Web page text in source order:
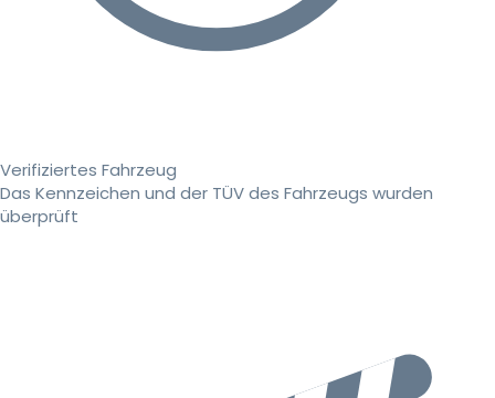
Verifiziertes Fahrzeug
Das Kennzeichen und der TÜV des Fahrzeugs wurden
überprüft